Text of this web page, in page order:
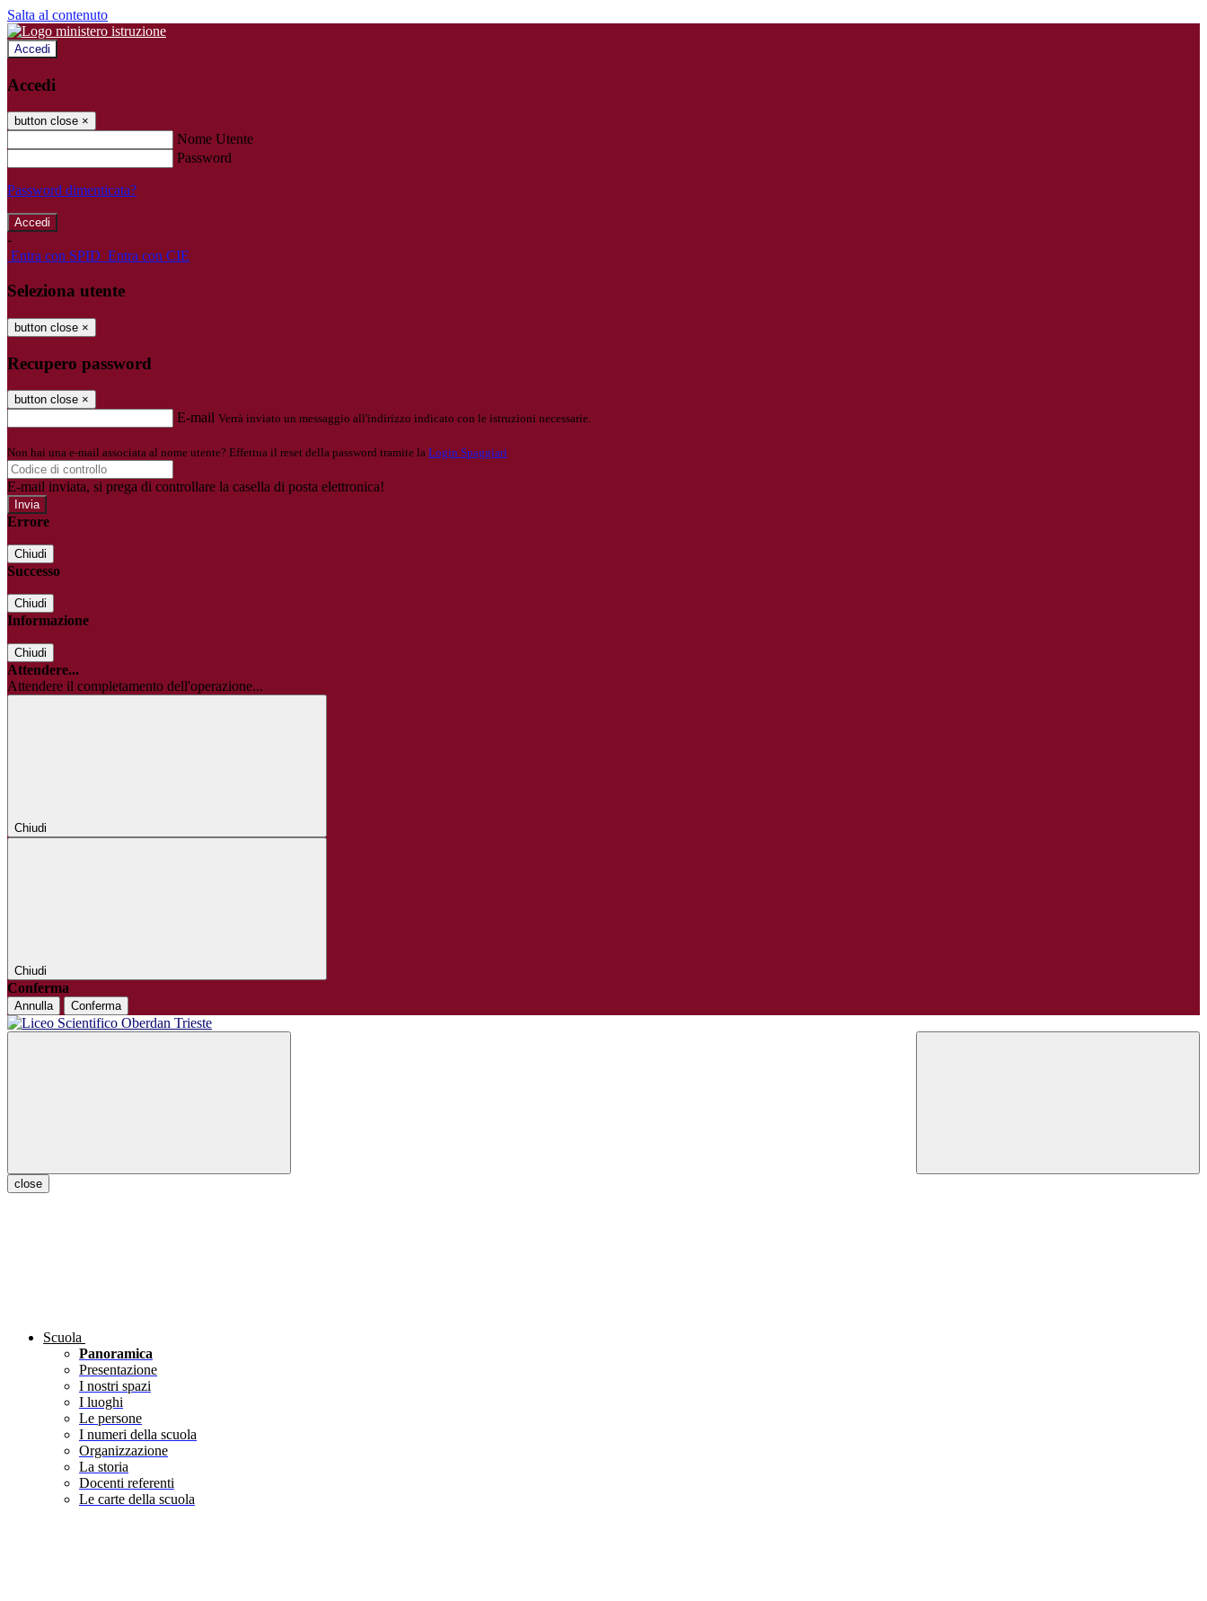
Salta al contenuto
Accedi
Accedi
button close ×
Nome Utente
Password
Password dimenticata?
-
Entra con SPID Entra con CIE
Seleziona utente
button close ×
Recupero password
button close ×
E-mail Verrà inviato un messaggio all'indirizzo indicato con le istruzioni necessarie.
Non hai una e-mail associata al nome utente? Effettua il reset della password tramite la Login Spaggiari
E-mail inviata, si prega di controllare la casella di posta elettronica!
Errore
Chiudi
Successo
Chiudi
Informazione
Chiudi
Attendere...
Attendere il completamento dell'operazione...
Chiudi
Chiudi
Conferma
Annulla Conferma
close
Scuola
Panoramica
Presentazione
I nostri spazi
I luoghi
Le persone
I numeri della scuola
Organizzazione
La storia
Docenti referenti
Le carte della scuola